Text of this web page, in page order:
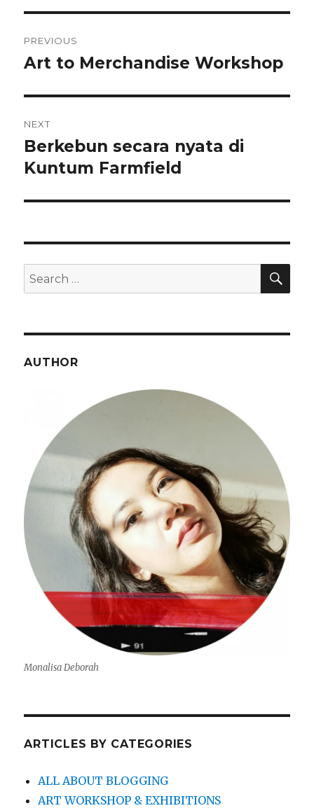
navigation
PREVIOUS
Previous
Art to Merchandise Workshop
NEXT
Next
post:
Berkebun secara nyata di
Kuntum Farmfield
Search
for:
AUTHOR
Monalisa Deborah
ARTICLES BY CATEGORIES
ALL ABOUT BLOGGING
ART WORKSHOP & EXHIBITIONS